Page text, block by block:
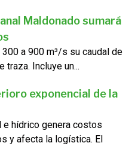
Maldonado sumará
a 900 m³/s su caudal de
traza. Incluye un...
exponencial de la
e hídrico genera costos
y afecta la logística. El